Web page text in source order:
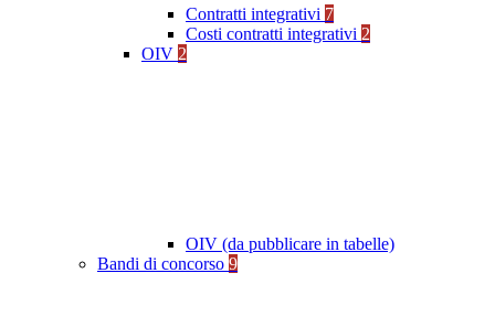
Contratti integrativi 7
Costi contratti integrativi 2
OIV 2
OIV (da pubblicare in tabelle)
Bandi di concorso 9